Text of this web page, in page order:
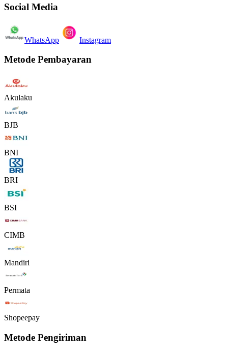
Social Media
WhatsApp Instagram
Metode Pembayaran
Akulaku
BJB
BNI
BRI
BSI
CIMB
Mandiri
Permata
Shopeepay
Metode Pengiriman